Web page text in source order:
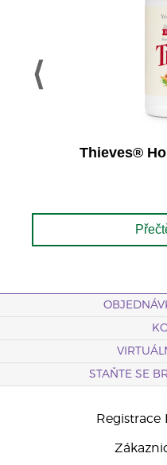
Thieves®
STAŇTE SE
Registrace